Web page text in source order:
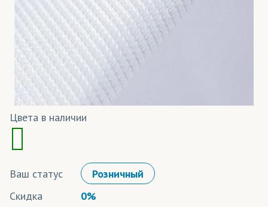
Цвета в наличии
Ваш статус
Розничный
Скидка
0%